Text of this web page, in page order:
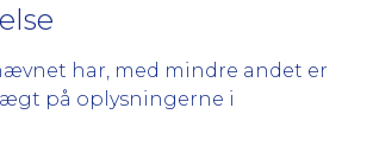
har, med mindre andet er
på oplysningerne i